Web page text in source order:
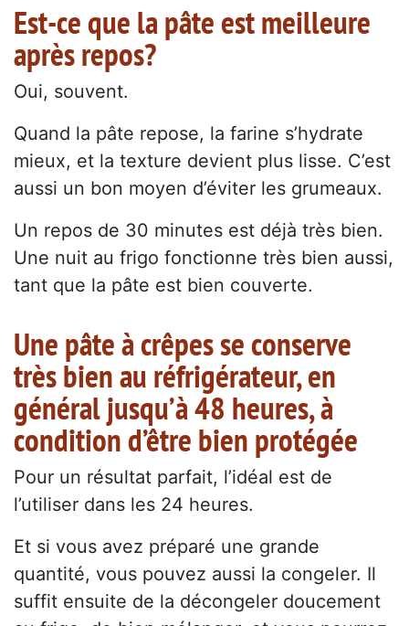
Est-ce que la pâte est meilleure
après repos?
Oui, souvent.
Quand la pâte repose, la farine s’hydrate
mieux, et la texture devient plus lisse. C’est
aussi un bon moyen d’éviter les grumeaux.
Un repos de 30 minutes est déjà très bien.
Une nuit au frigo fonctionne très bien aussi,
tant que la pâte est bien couverte.
Une pâte à crêpes se conserve
très bien au réfrigérateur, en
général jusqu’à 48 heures, à
condition d’être bien protégée
Pour un résultat parfait, l’idéal est de
l’utiliser dans les 24 heures.
Et si vous avez préparé une grande
quantité, vous pouvez aussi la congeler. Il
suffit ensuite de la décongeler doucement